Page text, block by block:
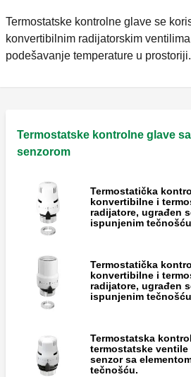
Termostatske kontrolne glave se
konvertibilnim radijatorskim
podešavanje temperature u prostoriji.
Termostatske kontrolne glave
senzorom
Termostatička
konvertibilne i
radijatore, ugrađen
ispunjenim
Termostatička
konvertibilne i
radijatore, ugrađen
ispunjenim
Termostatska
termostatske ventile
senzor sa
tečnošću.